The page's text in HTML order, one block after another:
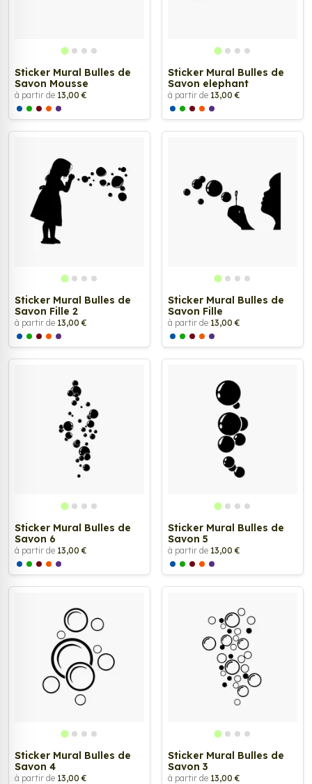
Sticker Mural Bulles de
Savon Mousse
à partir de 13,00 €
Sticker Mural Bulles de
Savon elephant
à partir de 13,00 €
Sticker Mural Bulles de
Savon Fille 2
à partir de 13,00 €
Sticker Mural Bulles de
Savon Fille
à partir de 13,00 €
Sticker Mural Bulles de
Savon 6
à partir de 13,00 €
Sticker Mural Bulles de
Savon 5
à partir de 13,00 €
Sticker Mural Bulles de
Savon 4
à partir de 13,00 €
Sticker Mural Bulles de
Savon 3
à partir de 13,00 €